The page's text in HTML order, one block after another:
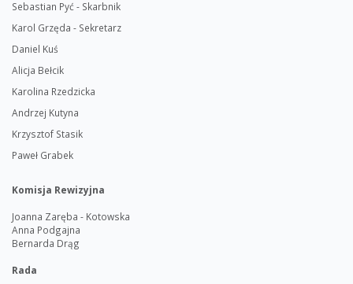
Sebastian Pyć - Skarbnik
Karol Grzęda - Sekretarz
Daniel Kuś
Alicja Bełcik
Karolina Rzedzicka
Andrzej Kutyna
Krzysztof Stasik
Paweł Grabek
Komisja Rewizyjna
Joanna Zaręba - Kotowska
Anna Podgajna
Bernarda Drąg
Rada